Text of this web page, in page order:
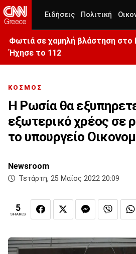
Ειδήσεις Πολιτική
Φωτιά σε χαμηλή βλάστηση στο
Ήχησε το 112
ΚΟΣΜΟΣ
Η Ρωσία θα
εξωτερικό χρέος σε
το υπουργείο
Newsroom
Τετάρτη, 25 Μαϊος 2022 20:09
5
SHARES